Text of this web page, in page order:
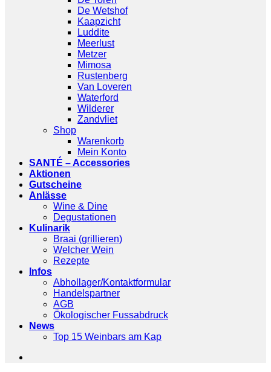
De Wetshof
Kaapzicht
Luddite
Meerlust
Metzer
Mimosa
Rustenberg
Van Loveren
Waterford
Wilderer
Zandvliet
Shop
Warenkorb
Mein Konto
SANTÉ – Accessories
Aktionen
Gutscheine
Anlässe
Wine & Dine
Degustationen
Kulinarik
Braai (grillieren)
Welcher Wein
Rezepte
Infos
Abhollager/Kontaktformular
Handelspartner
AGB
Ökologischer Fussabdruck
News
Top 15 Weinbars am Kap